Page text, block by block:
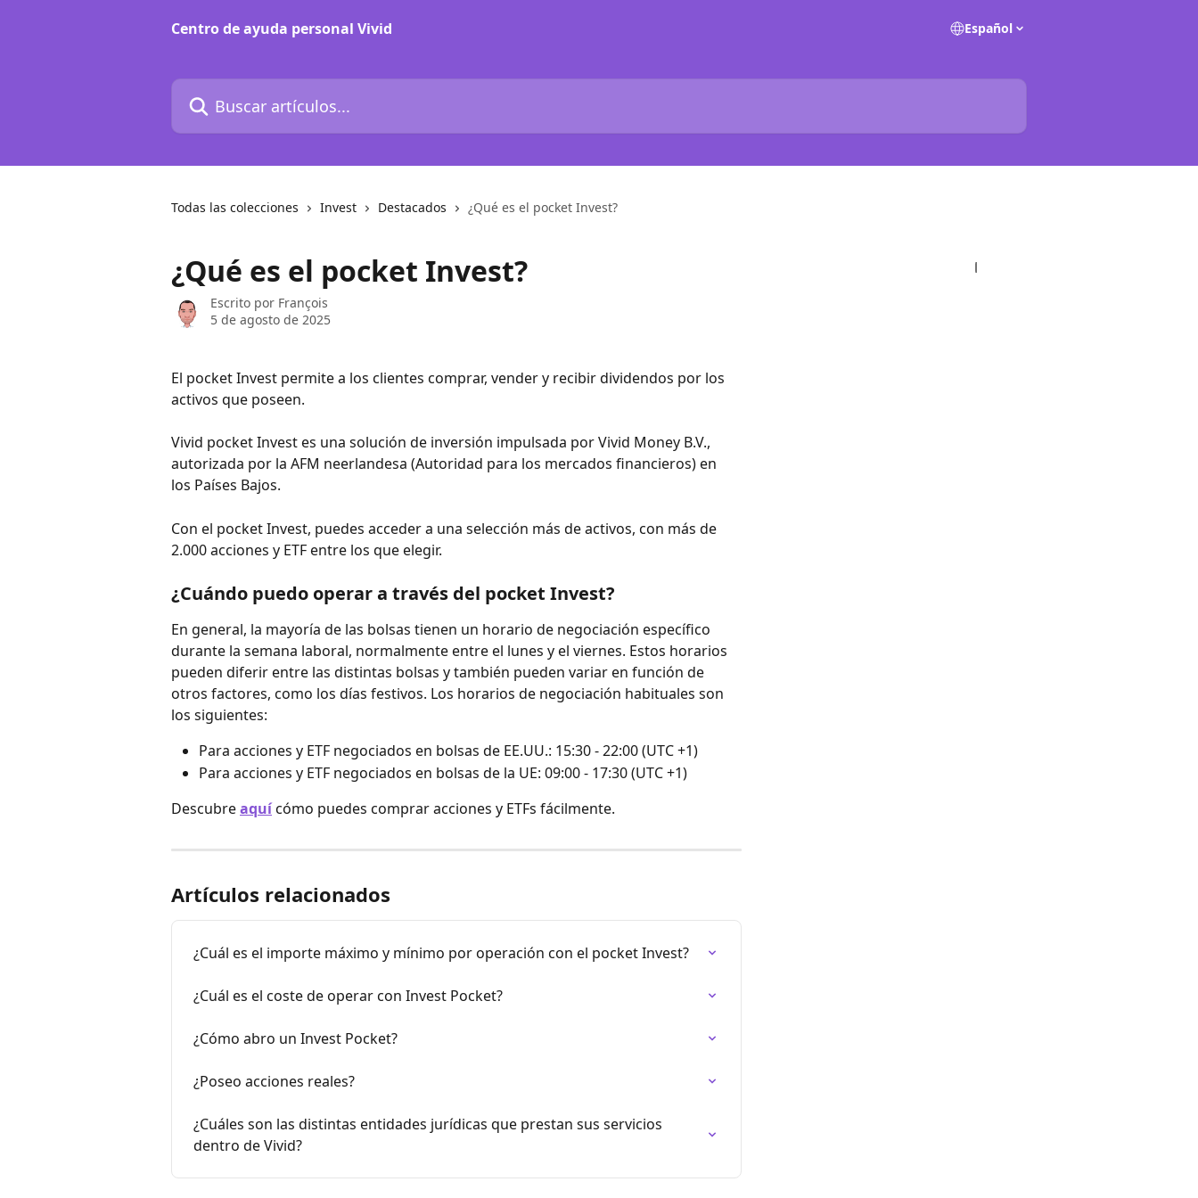
Centro de ayuda personal Vivid
Español
Buscar artículos...
Todas las colecciones Invest Destacados ¿Qué es el pocket Invest?
¿Qué es el pocket Invest?
Escrito por François
5 de agosto de 2025
El pocket Invest permite a los clientes comprar, vender y recibir dividendos por los
activos que poseen.
Vivid pocket Invest es una solución de inversión impulsada por Vivid Money B.V.,
autorizada por la AFM neerlandesa (Autoridad para los mercados financieros) en
los Países Bajos.​
Con el pocket Invest, puedes acceder a una selección más de activos, con más de
2.000 acciones y ETF entre los que elegir.
¿Cuándo puedo operar a través del pocket Invest?
En general, la mayoría de las bolsas tienen un horario de negociación específico
durante la semana laboral, normalmente entre el lunes y el viernes. Estos horarios
pueden diferir entre las distintas bolsas y también pueden variar en función de
otros factores, como los días festivos. Los horarios de negociación habituales son
los siguientes:
Para acciones y ETF negociados en bolsas de EE.UU.: 15:30 - 22:00 (UTC +1)
Para acciones y ETF negociados en bolsas de la UE: 09:00 - 17:30 (UTC +1)
Descubre aquí cómo puedes comprar acciones y ETFs fácilmente.
Artículos relacionados
¿Cuál es el importe máximo y mínimo por operación con el pocket Invest?
¿Cuál es el coste de operar con Invest Pocket?
¿Cómo abro un Invest Pocket?
¿Poseo acciones reales?
¿Cuáles son las distintas entidades jurídicas que prestan sus servicios
dentro de Vivid?